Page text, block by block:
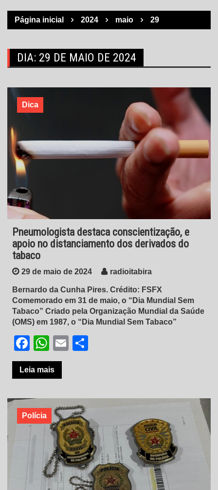
Página inicial 2024 maio 29
DIA: 29 DE MAIO DE 2024
Dica
Pneumologista destaca conscientização, e
apoio no distanciamento dos derivados do
tabaco
29 de maio de 2024 radioitabira
Bernardo da Cunha Pires. Crédito: FSFX
Comemorado em 31 de maio, o “Dia Mundial Sem
Tabaco” Criado pela Organização Mundial da Saúde
(OMS) em 1987, o “Dia Mundial Sem Tabaco”
Facebook
WhatsApp
Email
Leia mais
Polícia